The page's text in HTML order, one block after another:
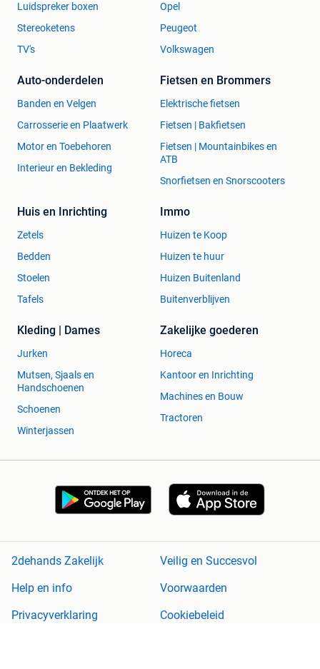
Luidspreker boxen
Stereoketens
TV's
Opel
Peugeot
Volkswagen
Auto-onderdelen
Banden en Velgen
Carrosserie en Plaatwerk
Motor en Toebehoren
Interieur en Bekleding
Fietsen en Brommers
Elektrische fietsen
Fietsen | Bakfietsen
Fietsen | Mountainbikes en
ATB
Snorfietsen en Snorscooters
Huis en Inrichting
Zetels
Bedden
Stoelen
Tafels
Immo
Huizen te Koop
Huizen te huur
Huizen Buitenland
Buitenverblijven
Kleding | Dames
Jurken
Mutsen, Sjaals en
Handschoenen
Schoenen
Winterjassen
Zakelijke goederen
Horeca
Kantoor en Inrichting
Machines en Bouw
Tractoren
2dehands Zakelijk
Veilig en Succesvol
Help en info
Voorwaarden
Privacyverklaring
Cookiebeleid